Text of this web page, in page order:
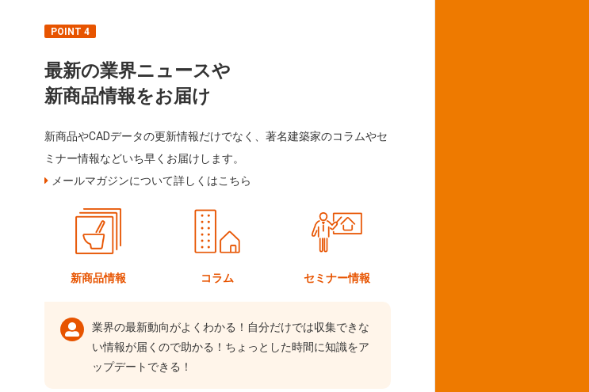
POINT 4
最新の業界ニュースや
新商品情報をお届け
新商品やCADデータの更新情報だけでなく、著名建築家のコラムやセ
ミナー情報などいち早くお届けします。
メールマガジンについて詳しくはこちら
新商品情報 コラム セミナー情報
業界の最新動向がよくわかる！自分だけでは収集できな
い情報が届くので助かる！ちょっとした時間に知識をア
ップデートできる！